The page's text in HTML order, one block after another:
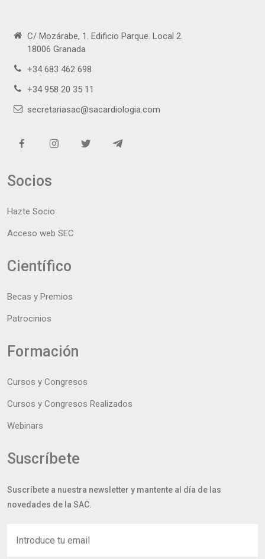
C/ Mozárabe, 1. Edificio Parque. Local 2.
18006 Granada
+34 683 462 698
+34 958 20 35 11
secretariasac@sacardiologia.com
Socios
Hazte Socio
Acceso web SEC
Científico
Becas y Premios
Patrocinios
Formación
Cursos y Congresos
Cursos y Congresos Realizados
Webinars
Suscríbete
Suscríbete a nuestra newsletter y mantente al día de las
novedades de la SAC.